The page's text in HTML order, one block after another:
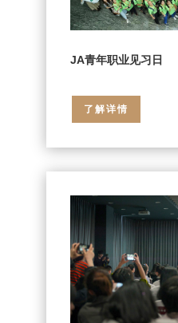
JA青年职业见习日
了解详情